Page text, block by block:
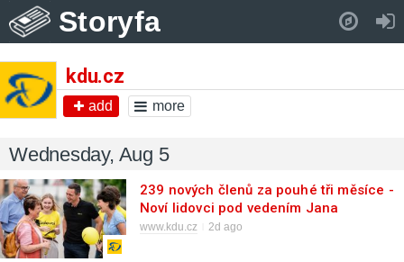
Storyfa
kdu.cz
add more
Wednesday, Aug 5
239 nových členů za pouhé tři měsíce -
Noví lidovci pod vedením Jana
Grolicha rostou
www.kdu.cz 2d ago
Pull down to refresh..